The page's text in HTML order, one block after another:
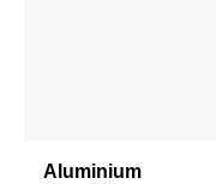
Aluminium